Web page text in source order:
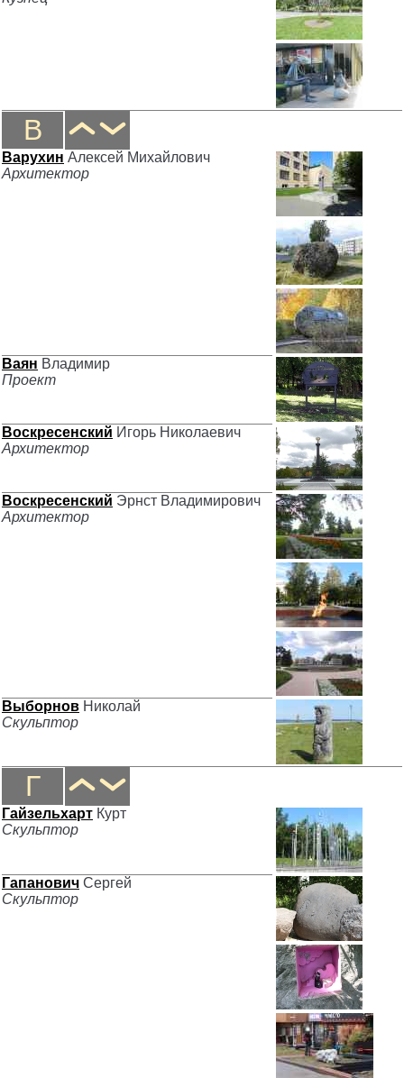
В
Варухин Алексей Михайлович
Архитектор
Ваян Владимир
Проект
Воскресенский Игорь Николаевич
Архитектор
Воскресенский Эрнст Владимирович
Архитектор
Выборнов Николай
Скульптор
Г
Гайзельхарт Курт
Скульптор
Гапанович Сергей
Скульптор